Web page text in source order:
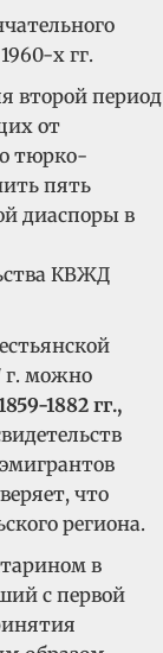
х гг.
второй период
от
тюрко-
пять
диаспоры в
КВЖД
г. можно
1882 гг.,
что
региона.
в
с первой